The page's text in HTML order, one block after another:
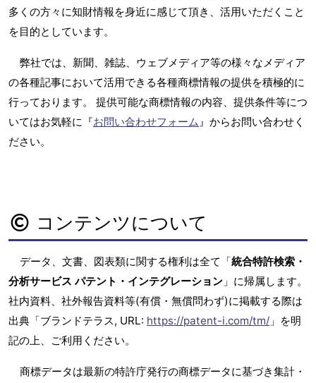
多くの方々に知財情報を身近に感じて頂き、活用いただくこと
を目的としています。
弊社では、新聞、雑誌、ウェブメディア等の様々なメディア
の各種記事において活用できる各種商標情報の提供を積極的に
行っております。 提供可能な商標情報の内容、提供条件等につ
いてはお気軽に『お問い合わせフォーム』からお問い合わせく
ださい。
コンテンツについて
データ、文書、図表類に関する権利は全て「統合特許検索・
分析サービス パテント・インテグレーション 」に帰属します。
社内資料、社外報告資料等(有償・無償問わず)に掲載する際は
出典「ブランドテラス, URL: https://patent-i.com/tm/ 」を明
記の上、ご利用ください。
商標データは最新の特許庁発行の商標データに基づき集計・